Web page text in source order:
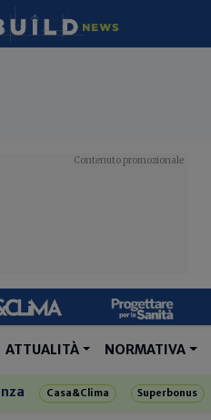
ATTUALITÀ NORMATIVA
Casa&Clima Superbonus